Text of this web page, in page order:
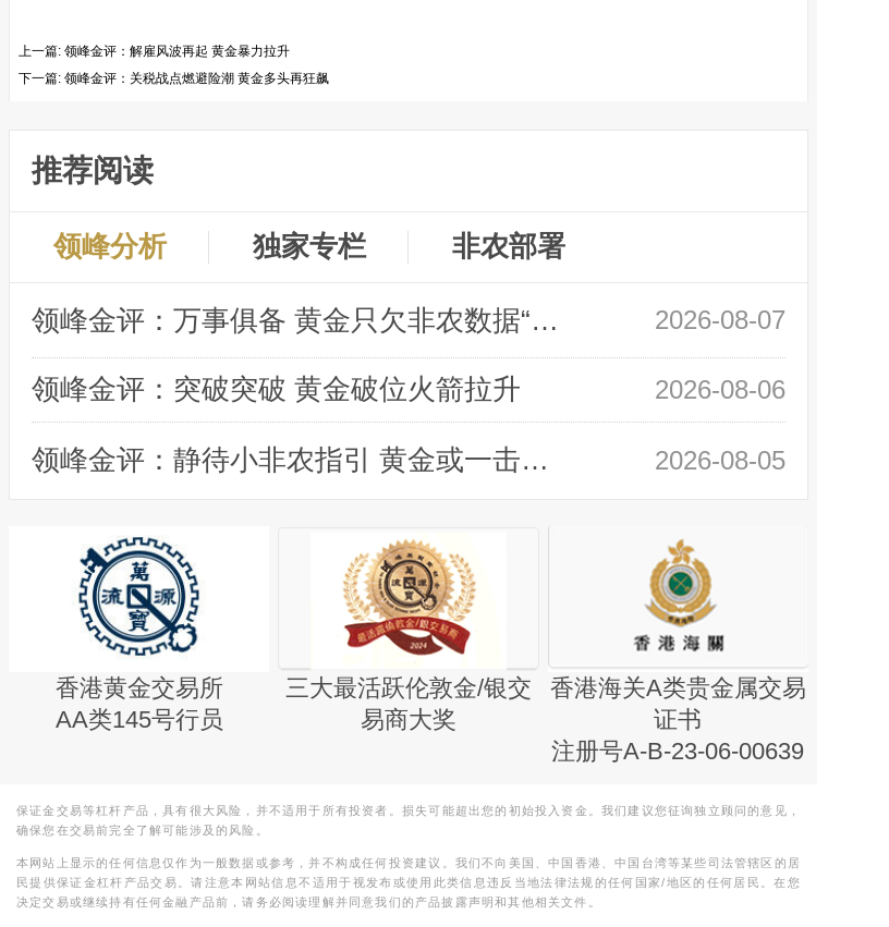
上一篇: 领峰金评：解雇风波再起 黄金暴力拉升
下一篇: 领峰金评：关税战点燃避险潮 黄金多头再狂飙
推荐阅读
领峰分析 独家专栏 非农部署
领峰金评：万事俱备 黄金只欠非农数据“东风” 2026-08-07
领峰金评：突破突破 黄金破位火箭拉升 2026-08-06
领峰金评：静待小非农指引 黄金或一击破局 2026-08-05
香港黄金交易所
AA类145号行员
三大最活跃伦敦金/银交
易商大奖
香港海关A类贵金属交易
证书
注册号A-B-23-06-00639
保证金交易等杠杆产品，具有很大风险，并不适用于所有投资者。损失可能超出您的初始投入资金。我们建议您征询独立顾问的意见，
确保您在交易前完全了解可能涉及的风险。
本网站上显示的任何信息仅作为一般数据或参考，并不构成任何投资建议。我们不向美国、中国香港、中国台湾等某些司法管辖区的居
民提供保证金杠杆产品交易。请注意本网站信息不适用于视发布或使用此类信息违反当地法律法规的任何国家/地区的任何居民。在您
决定交易或继续持有任何金融产品前，请务必阅读理解并同意我们的产品披露声明和其他相关文件。